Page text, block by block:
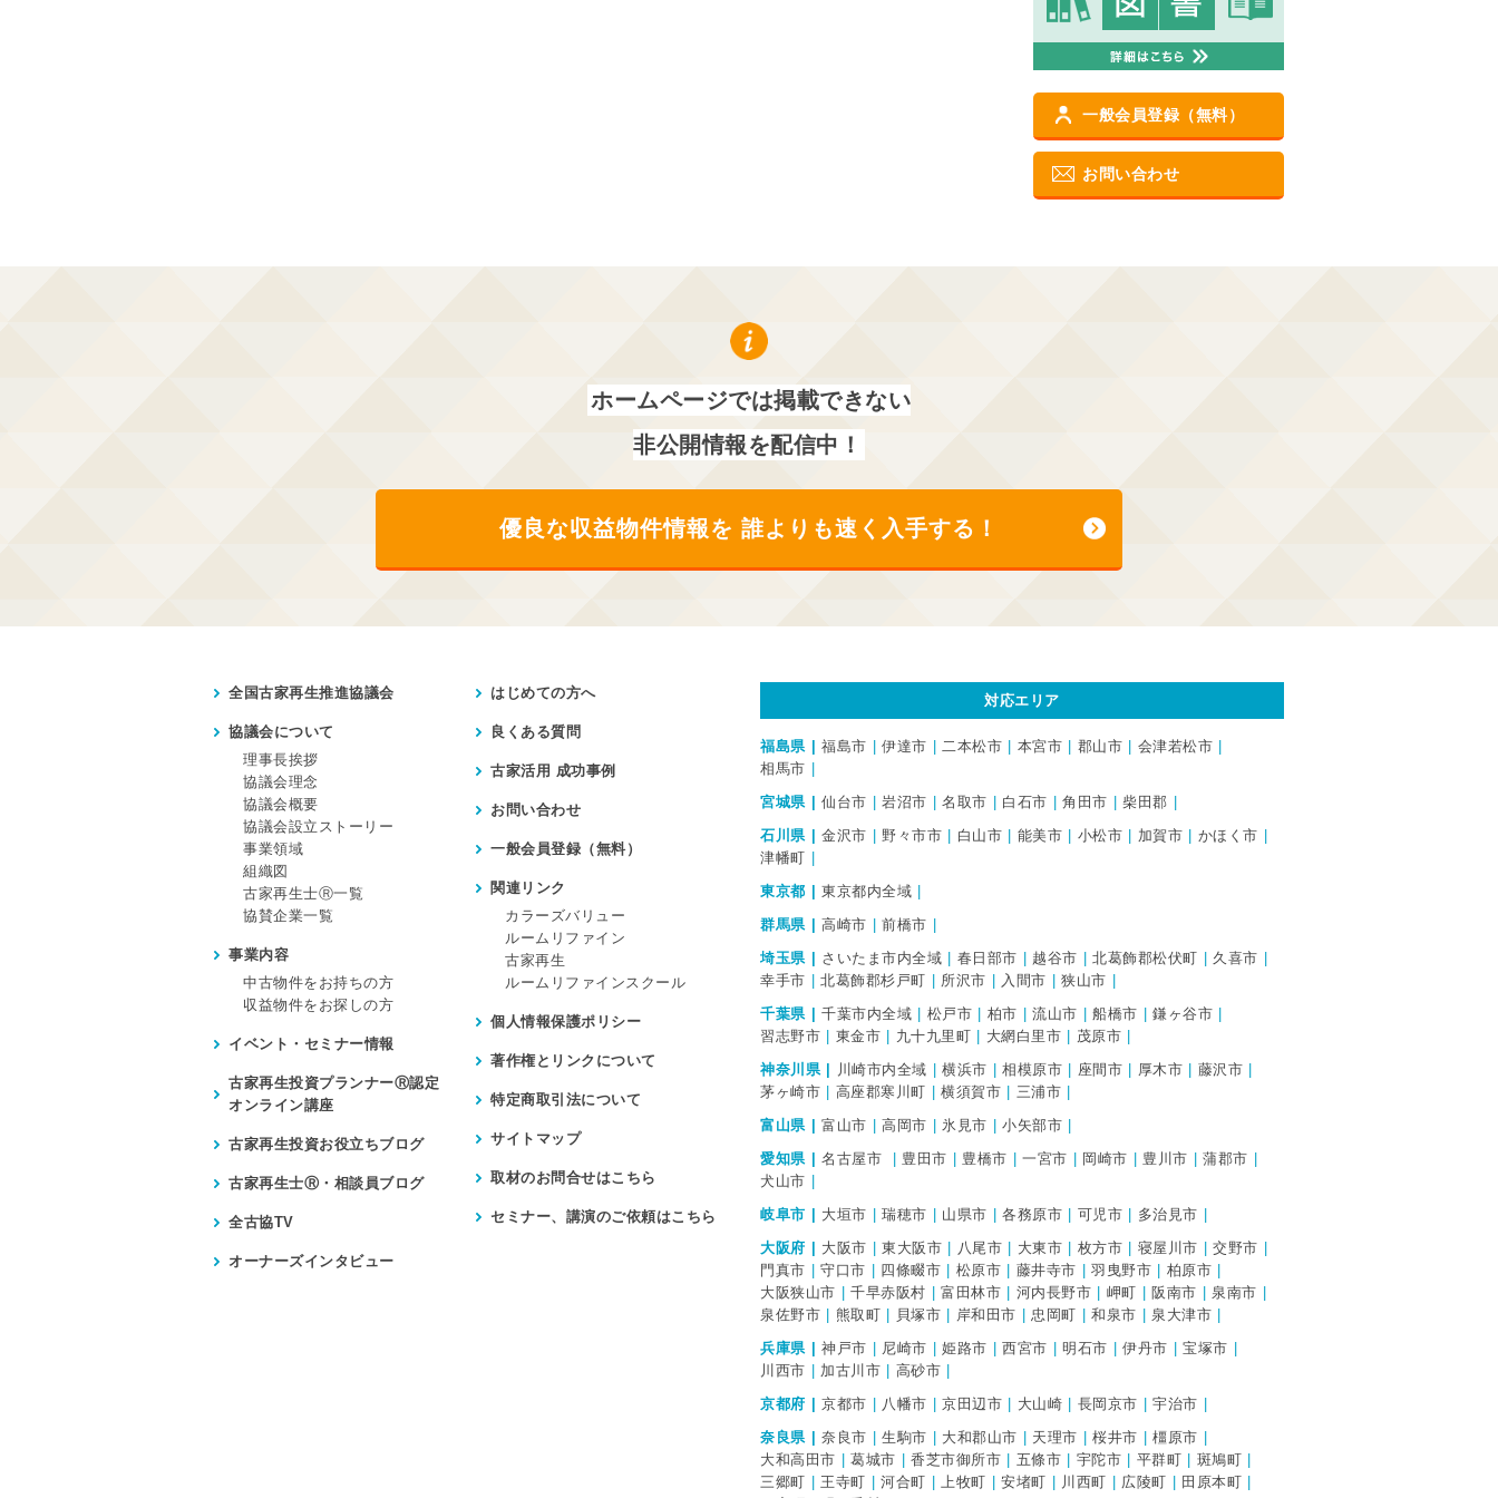
一般会員登録（無料）
お問い合わせ
ホームページでは掲載できない
非公開情報を配信中！
優良な収益物件情報を 誰よりも速く入手する！
全国古家再生推進協議会
協議会について
理事長挨拶
協議会理念
協議会概要
協議会設立ストーリー
事業領域
組織図
古家再生士Ⓡ一覧
協賛企業一覧
事業内容
中古物件をお持ちの方
収益物件をお探しの方
イベント・セミナー情報
古家再生投資プランナーⓇ認定
オンライン講座
古家再生投資お役立ちブログ
古家再生士Ⓡ・相談員ブログ
全古協TV
オーナーズインタビュー
はじめての方へ
良くある質問
古家活用 成功事例
お問い合わせ
一般会員登録（無料）
関連リンク
カラーズバリュー
ルームリファイン
古家再生
ルームリファインスクール
個人情報保護ポリシー
著作権とリンクについて
特定商取引法について
サイトマップ
取材のお問合せはこちら
セミナー、講演のご依頼はこちら
対応エリア
福島県 福島市 伊達市 二本松市 本宮市 郡山市
会津若松市
相馬市
宮城県
仙台市 岩沼市 名取市 白石市 角田市
柴田郡
石川県
金沢市 野々市市 白山市 能美市 小松市 加賀市
かほく市
津幡町
東京都
東京都内全域
群馬県
高崎市
前橋市
埼玉県
さいたま市内全域 春日部市 越谷市 北葛飾郡松伏町
久喜市
幸手市
北葛飾郡杉戸町 所沢市 入間市
狭山市
千葉県
千葉市内全域 松戸市 柏市 流山市 船橋市
鎌ヶ谷市
習志野市
東金市 九十九里町 大網白里市
茂原市
神奈川県
川崎市内全域 横浜市 相模原市 座間市 厚木市
藤沢市
茅ヶ崎市
高座郡寒川町 横須賀市
三浦市
富山県
富山市 高岡市 氷見市
小矢部市
愛知県
名古屋市 豊田市 豊橋市 一宮市 岡崎市 豊川市
蒲郡市
犬山市
岐阜市
大垣市 瑞穂市 山県市 各務原市 可児市
多治見市
大阪府
大阪市 東大阪市 八尾市 大東市 枚方市 寝屋川市
交野市
門真市
守口市 四條畷市 松原市 藤井寺市 羽曳野市
柏原市
大阪狭山市
千早赤阪村 富田林市 河内長野市 岬町 阪南市
泉南市
泉佐野市
熊取町 貝塚市 岸和田市 忠岡町 和泉市
泉大津市
兵庫県
神戸市 尼崎市 姫路市 西宮市 明石市 伊丹市
宝塚市
川西市
加古川市
高砂市
京都府
京都市 八幡市 京田辺市 大山崎 長岡京市
宇治市
奈良県
奈良市 生駒市 大和郡山市 天理市 桜井市
橿原市
大和高田市
葛城市 香芝市御所市 五條市 宇陀市 平群町
斑鳩町
三郷町
王寺町 河合町 上牧町 安堵町 川西町 広陵町
田原本町